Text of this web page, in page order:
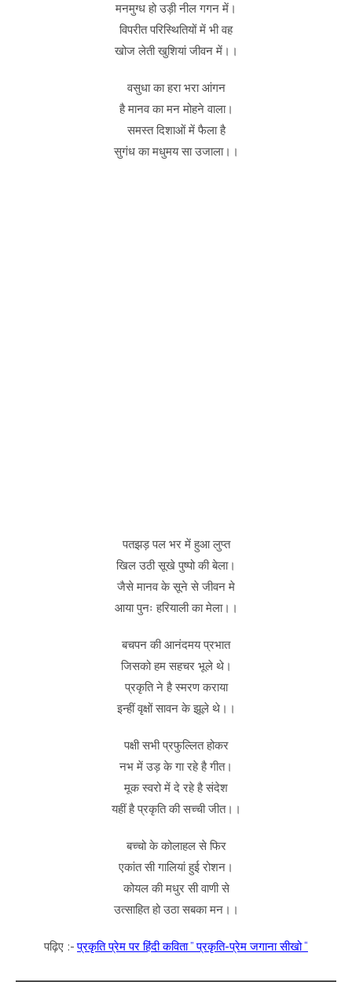
मनमुग्ध हो उड़ी नील गगन में।
विपरीत परिस्थितियों में भी वह
खोज लेती खुशियां जीवन में।।
वसुधा का हरा भरा आंगन
है मानव का मन मोहने वाला।
समस्त दिशाओं में फैला है
सुगंध का मधुमय सा उजाला।।
पतझड़ पल भर में हुआ लुप्त
खिल उठी सूखे पुष्पो की बेला।
जैसे मानव के सूने से जीवन मे
आया पुनः हरियाली का मेला।।
बचपन की आनंदमय प्रभात
जिसको हम सहचर भूले थे।
प्रकृति ने है स्मरण कराया
इन्हीं वृक्षों सावन के झूले थे।।
पक्षी सभी प्रफुल्लित होकर
नभ में उड़ के गा रहे है गीत।
मूक स्वरो में दे रहे है संदेश
यहीं है प्रकृति की सच्ची जीत।।
बच्चो के कोलाहल से फिर
एकांत सी गालियां हुई रोशन।
कोयल की मधुर सी वाणी से
उत्साहित हो उठा सबका मन।।
पढ़िए :-प्रकृति प्रेम पर हिंदी कविता ” प्रकृति-प्रेम जगाना सीखो “